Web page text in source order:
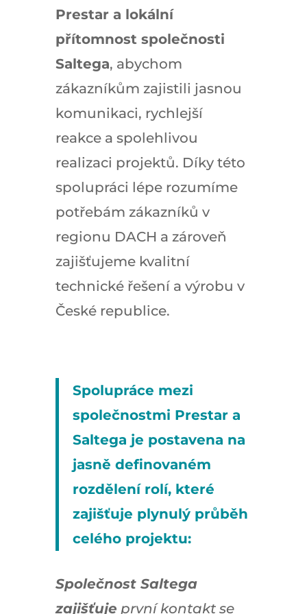
Prestar a lokální
přítomnost společnosti
Saltega, abychom
zákazníkům zajistili jasnou
komunikaci, rychlejší
reakce a spolehlivou
realizaci projektů. Díky této
spolupráci lépe rozumíme
potřebám zákazníků v
regionu DACH a zároveň
zajišťujeme kvalitní
technické řešení a výrobu v
České republice.
Spolupráce mezi
společnostmi Prestar a
Saltega je postavena na
jasně definovaném
rozdělení rolí, které
zajišťuje plynulý průběh
celého projektu:
Společnost Saltega
zajišťuje první kontakt se